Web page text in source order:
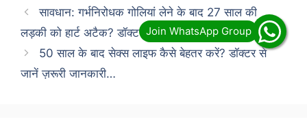
सावधान: गर्भनिरोधक गोलियां लेने के बाद 27 साल की
लड़की को हार्ट अटैक? डॉक्टर ने दी ये खास चेतावनी…
50 साल के बाद सेक्स लाइफ कैसे बेहतर करें? डॉक्टर से
जानें ज़रूरी जानकारी…